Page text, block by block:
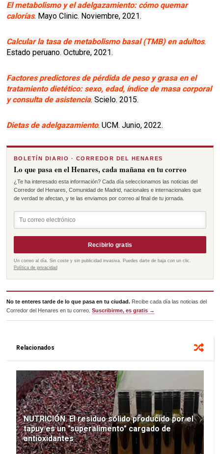
El metabolismo y el adelgazamiento: cómo quemar
calorías. Mayo Clinic. Noviembre, 2021.
Calcular la tasa de metabolismo basal (TMB) en adultos.
Estado peruano. Octubre, 2021.
Factores predictores de pérdida de peso y grasa en el
tratamiento dietético: sexo, edad, índice de masa corporal
y consulta de asistencia. Scielo. 2015.
Dietas de adelgazamiento. UCM. Junio, 2022.
BOLETÍN DIARIO · CORREDOR DEL HENARES
Lo que pasa en el Henares, cada mañana en tu correo
¿Te ha interesado esta información? Cada día seleccionamos las noticias del
Corredor del Henares, Comunidad de Madrid, nacionales e internacionales que
de verdad te afectan, y te las enviamos por correo al final de tu jornada.
Recibirlo gratis
Un correo al día. Sin coste y sin publicidad invasiva. Puedes darte de baja con un clic.
Política de privacidad
No te enteres tarde de lo que pasa en tu ciudad. Recibe cada día las noticias del
Corredor del Henares en tu correo.Suscribirme, es gratis →
Relacionados
NUTRICIÓN. El residuo sólido producido por el
tapuy es un "superalimento" cargado de
antioxidantes